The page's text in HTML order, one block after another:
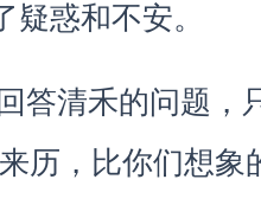
疑惑和不安。
答清禾的问题，
历，比你们想象